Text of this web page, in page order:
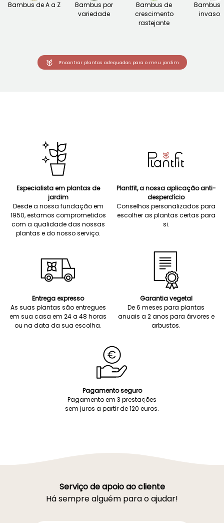
Bambus de A a Z
Bambus por
variedade
Bambus de
crescimento
rastejante
Bambus
Encontrar plantas adequadas para o meu jardim
Especialista em plantas de
jardim
Desde a nossa fundação em
1950, estamos comprometidos
com a qualidade das nossas
plantas e do nosso serviço.
Plantfit, a nossa aplicação anti-
desperdício
Conselhos personalizados para
escolher as plantas certas para
si.
Entrega expresso
As suas plantas são entregues
em sua casa em 24 a 48 horas
ou na data da sua escolha.
Garantia vegetal
De 6 meses para plantas
anuais a 2 anos para árvores e
arbustos.
Pagamento seguro
Pagamento em 3 prestações
sem juros a partir de 120 euros.
Serviço de apoio ao cliente
Há sempre alguém para o ajudar!